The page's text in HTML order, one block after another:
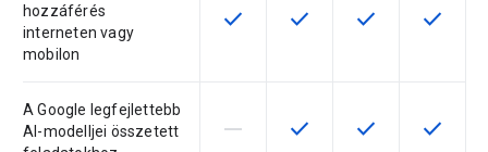
hozzáférés
interneten vagy
mobilon
Ez a funkció az adott
check Ez a funkció az adott
check Ez a funkció az
check Ez a
check
A Google legfejlettebb
AI-modelljei összetett
Ez a termékváltozat nem
horizontal_rule Ez a funkció az adott
check Ez a funkció az
check Ez a
check